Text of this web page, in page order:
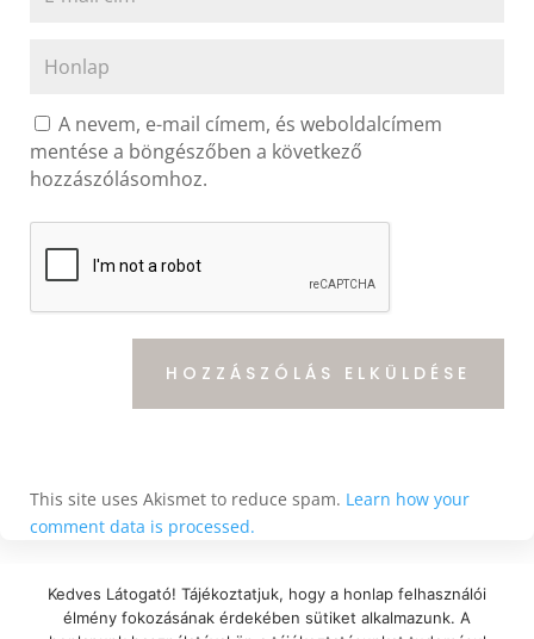
A nevem, e-mail címem, és weboldalcímem
mentése a böngészőben a következő
hozzászólásomhoz.
HOZZÁSZÓLÁS ELKÜLDÉSE
This site uses Akismet to reduce spam. Learn how your
comment data is processed.
A weboldal teljes tartalma Nagy Ágnes tulajdona. A
Kedves Látogató! Tájékoztatjuk, hogy a honlap felhasználói
élmény fokozásának érdekében sütiket alkalmazunk. A